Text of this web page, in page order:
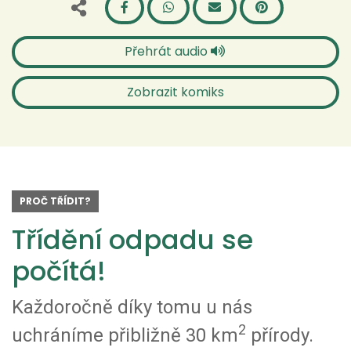
Přehrát audio
Zobrazit komiks
PROČ TŘÍDIT?
Třídění odpadu se
počítá!
Každoročně díky tomu u nás
uchráníme přibližně 30 km2 přírody.